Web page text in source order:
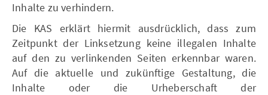
Inhalte zu verhindern.
Die KAS erklärt hiermit ausdrücklich, dass zum
Zeitpunkt der Linksetzung keine illegalen Inhalte
auf den zu verlinkenden Seiten erkennbar waren.
Auf die aktuelle und zukünftige Gestaltung, die
Inhalte oder die Urheberschaft der